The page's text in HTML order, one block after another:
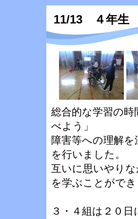
11/13 ４年生
総合的な学習の
べよう」
障害等への理解
を行いました。
互いに思いやり
を学ぶことがで
３・４組は２０